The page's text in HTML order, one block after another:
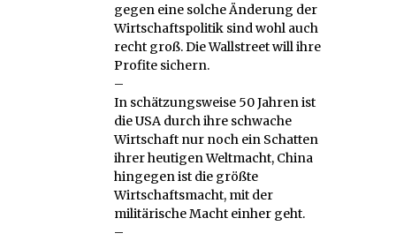
gegen eine solche Änderung der
Wirtschaftspolitik sind wohl auch
recht groß. Die Wallstreet will ihre
Profite sichern.
–
In schätzungsweise 50 Jahren ist
die USA durch ihre schwache
Wirtschaft nur noch ein Schatten
ihrer heutigen Weltmacht, China
hingegen ist die größte
Wirtschaftsmacht, mit der
militärische Macht einher geht.
–